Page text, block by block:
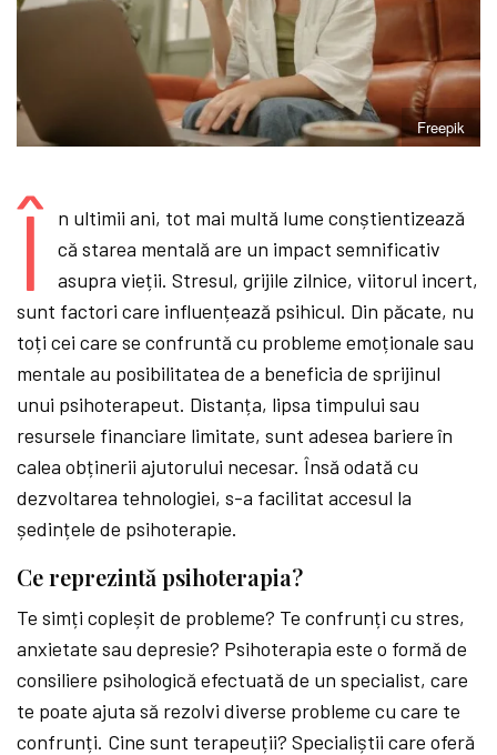
Freepik
Î
n ultimii ani, tot mai multă lume conștientizează
că starea mentală are un impact semnificativ
asupra vieții. Stresul, grijile zilnice, viitorul incert,
sunt factori care influențează psihicul. Din păcate, nu
toți cei care se confruntă cu probleme emoționale sau
mentale au posibilitatea de a beneficia de sprijinul
unui psihoterapeut. Distanța, lipsa timpului sau
resursele financiare limitate, sunt adesea bariere în
calea obținerii ajutorului necesar. Însă odată cu
dezvoltarea tehnologiei, s-a facilitat accesul la
ședințele de psihoterapie.
Ce reprezintă psihoterapia?
Te simți copleșit de probleme? Te confrunți cu stres,
anxietate sau depresie? Psihoterapia este o formă de
consiliere psihologică efectuată de un specialist, care
te poate ajuta să rezolvi diverse probleme cu care te
confrunți. Cine sunt terapeuții? Specialiștii care oferă